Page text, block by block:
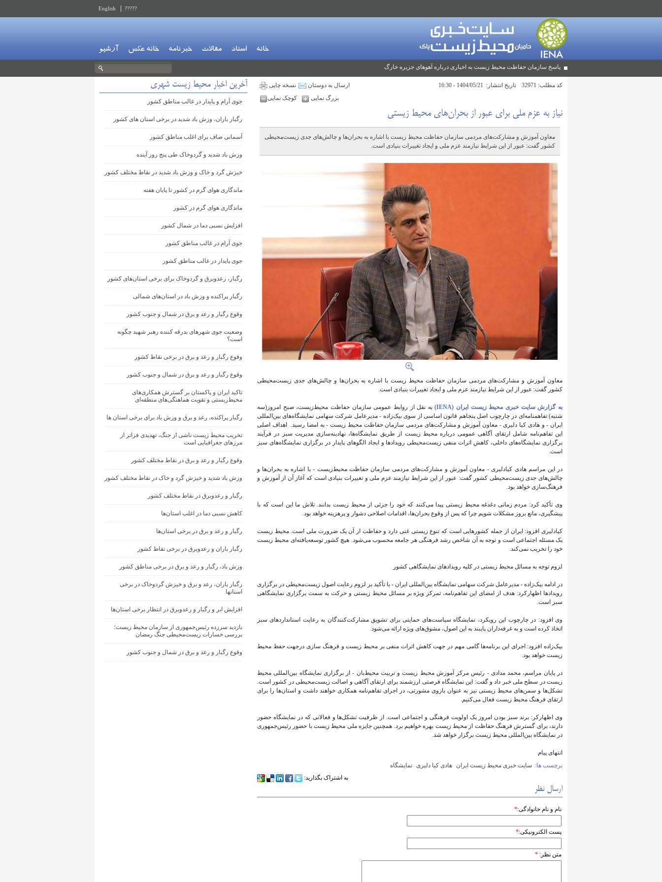
?????
English
خانه اسناد مقالات خبرنامه خانه عکس آرشیو
پاسخ سازمان حفاظت محیط زیست به اخباری درباره آهوهای جزیره خارگ
کد مطلب: تاریخ انتشار: نسخه چاپی
ارسال به دوستان
بزرگ نمایی
کوچک نمایی
نیاز به عزم ملی برای عبور از بحران‌های محیط زیستی
معاون آموزش و مشارکت‌های مردمی سازمان حفاظت محیط زیست با اشاره به بحران‌ها و چالش‌های جدی زیست‌محیطی
کشور گفت: عبور از این شرایط نیازمند عزم ملی و ایجاد تغییرات بنیادی است.
معاون آموزش و مشارکت‌های مردمی سازمان حفاظت محیط زیست با اشاره به بحران‌ها و چالش‌های جدی زیست‌محیطی
کشور گفت: عبور از این شرایط نیازمند عزم ملی و ایجاد تغییرات بنیادی است.
به گزارش سایت خبری محیط زیست ایران (IENA)
به نقل از روابط عمومی سازمان حفاظت محیط‌زیست، صبح امروز(سه
شنبه) تفاهمنامه‌ای در چارچوب اصل پنجاهم قانون اساسی از سوی بیک‌زاده - مدیرعامل شرکت سهامی نمایشگاه‌های بین‌المللی
ایران - و هادی کیا دلیری - معاون آموزش و مشارکت‌های مردمی سازمان حفاظت محیط زیست - به امضا رسید. اهداف اصلی
این تفاهم‌نامه شامل ارتقای آگاهی عمومی درباره محیط زیست از طریق نمایشگاه‌ها، نهادینه‌سازی مدیریت سبز در فرآیند
برگزاری نمایشگاه‌های داخلی، کاهش اثرات منفی زیست‌محیطی رویدادها و ایجاد الگوهای پایدار در برگزاری نمایشگاه‌های سبز
است.
در این مراسم هادی کیادلیری - معاون آموزش و مشارکت‌های مردمی سازمان حفاظت محیط‌زیست - با اشاره به بحران‌ها و
چالش‌های جدی زیست‌محیطی کشور گفت: عبور از این شرایط نیازمند عزم ملی و تغییرات بنیادی است که آغاز آن از آموزش و
فرهنگ‌سازی خواهد بود.
وی تأکید کرد: مردم زمانی دغدغه محیط‌ زیستی پیدا می‌کنند که خود را جزئی از محیط زیست بدانند. تلاش ما این است که با
پیشگیری، مانع بروز مشکلات شویم چرا که پس از وقوع بحران‌ها، اقدامات اصلاحی دشوار و پرهزینه خواهد بود.
کیادلیری افزود: ایران از جمله کشورهایی است که تنوع زیستی غنی دارد و حفاظت از آن یک ضرورت ملی است. محیط زیست
یک مسئله اجتماعی است و توجه به آن شاخص رشد فرهنگی هر جامعه محسوب می‌شود. هیچ کشور توسعه‌یافته‌ای محیط زیست
خود را تخریب نمی‌کند.
لزوم توجه به مسائل محیط زیستی در کلیه رویدادهای نمایشگاهی کشور
در ادامه بیک‌زاده - مدیرعامل شرکت سهامی نمایشگاه بین‌المللی ایران - با تأکید بر لزوم رعایت اصول زیست‌محیطی در برگزاری
رویدادها اظهارکرد: هدف از امضای این تفاهم‌نامه، تمرکز ویژه بر مسائل محیط زیستی و حرکت به سمت برگزاری نمایشگاهی
سبز است.
وی افزود: در چارچوب این رویکرد، نمایشگاه سیاست‌های حمایتی برای تشویق مشارکت‌کنندگان به رعایت استانداردهای سبز
اتخاذ کرده است و به غرفه‌داران پایبند به این اصول، مشوق‌های ویژه ارائه می‌شود.
بیک‌زاده افزود: اجرای این برنامه‌ها گامی مهم در جهت کاهش اثرات منفی بر محیط زیست و فرهنگ سازی درجهت حفظ محیط
زیست خواهد بود.
در پایان مراسم، محمد مدادی - رئیس مرکز آموزش محیط زیست و تربیت محیط‌بان - از برگزاری نمایشگاه بین‌المللی محیط
زیست در سطح ملی خبر داد و گفت: این نمایشگاه فرصتی ارزشمند برای ارتقای آگاهی و اصالت زیست‌محیطی در کشور است.
تشکل‌ها و سمن‌های محیط زیستی نیز به عنوان بازوی مشورتی، در اجرای تفاهم‌نامه همکاری خواهند داشت و استان‌ها را برای
ارتقای فرهنگ محیط زیست فعال می‌کنیم.
وی اظهارکر: برند سبز بودن امروز یک اولویت فرهنگی و اجتماعی است. از ظرفیت تشکل‌ها و فعالانی که در نمایشگاه حضور
دارند، برای گسترش فرهنگ حفاظت از محیط زیست بهره خواهیم برد. همچنین جایزه ملی محیط زیست با حضور رئیس‌جمهوری
در نمایشگاه بین‌المللی محیط زیست برگزار خواهد شد.
انتهای پیام
برچسب ها: سایت خبری محیط زیست ایران هادی کیا دلیری
نمایشگاه‌
به اشتراک بگذارید:
ارسال نظر
نام و نام خانوادگی:*
پست الکترونیکی:*
متن نظر: *
آخرین اخبار محیط زیست شهری
جوی آرام و پایدار در غالب مناطق کشور
رگبار باران، وزش باد شدید در برخی استان های کشور
آسمانی صاف برای اغلب مناطق کشور
وزش باد شدید و گردوخاک طی پنج روز آینده
خیزش گرد و خاک و وزش باد شدید در نقاط مختلف کشور
ماندگاری هوای گرم در کشور تا پایان هفته
ماندگاری هوای گرم در کشور
افزایش نسبی دما در شمال کشور
جوی آرام در غالب مناطق کشور
جوی پایدار در غالب مناطق کشور
رگبار، رعدوبرق و گردوخاک برای برخی استان‌های کشور
رگبار پراکنده و وزش باد در استان‌های شمالی
وقوع رگبار و رعد و برق در شمال و جنوب کشور
وضعیت جوی شهرهای بدرقه کننده رهبر شهید چگونه
است؟
وقوع رگبار و رعد و برق در برخی نقاط کشور
وقوع رگبار و رعد و برق در شمال و جنوب کشور
تاکید ایران و پاکستان بر گسترش همکاری‌های
محیط‌زیستی و تقویت هماهنگی‌های منطقه‌ای
رگبار پراکنده، رعد و برق و وزش باد برای برخی استان ها
تخریب محیط زیست ناشی از جنگ، تهدیدی فراتر از
مرزهای جغرافیایی است
وقوع رگبار و رعد و برق در نقاط مختلف کشور
وزش باد شدید و خیزش گرد و خاک در نقاط مختلف کشور
رگبار و رعدوبرق در نقاط مختلف کشور
کاهش نسبی دما در اغلب استان‌ها
رگبار و رعد و برق در برخی استان‌ها
رگبار باران و رعدوبرق در برخی نقاط کشور
وزش باد، رگبار و رعد و برق در برخی مناطق کشور
رگبار باران، رعد و برق و خیزش گردوخاک در برخی
استانها
افزایش ابر و رگبار و رعدوبرق در انتظار برخی استان‌ها
بازدید سرزده رئیس‌جمهوری از سازمان محیط‌ زیست؛
بررسی خسارات زیست‌محیطی جنگ رمضان
وقوع رگبار و رعد و برق در شمال و جنوب کشور